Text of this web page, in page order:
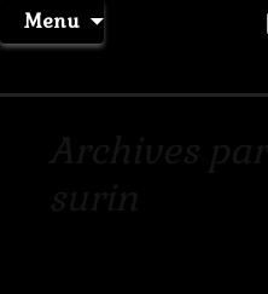
Menu
Aller
au